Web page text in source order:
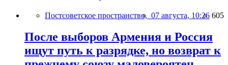
Постсоветское пространство, 07 августа, 10:26 605
После выборов Армения и Россия
ищут путь к разрядке, но возврат к